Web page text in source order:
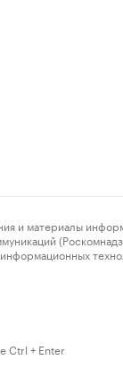
Ctrl + Enter